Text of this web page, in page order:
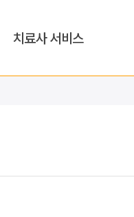
치료사 서비스